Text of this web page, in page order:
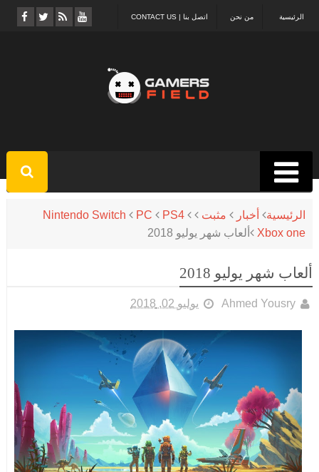
اتصل بنا | CONTACT US من نحن الرئيسية
الرئيسية أخبار مثبت Nintendo Switch PC
PS4
Xbox one
ألعاب شهر يوليو 2018
ألعاب شهر يوليو 2018
Ahmed Yousry يوليو 02, 2018